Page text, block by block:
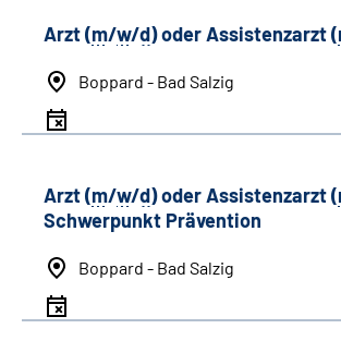
Arzt (m/w/d) oder Assistenzarzt (
Boppard - Bad Salzig
Arzt (m/w/d) oder Assistenzarzt (
Schwerpunkt Prävention
Boppard - Bad Salzig